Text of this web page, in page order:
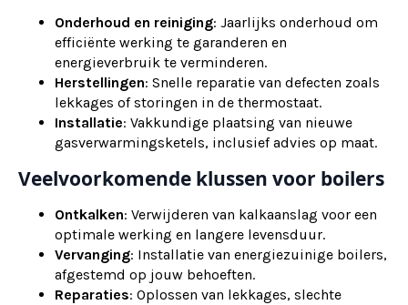
Onderhoud en reiniging: Jaarlijks onderhoud om
efficiënte werking te garanderen en
energieverbruik te verminderen.
Herstellingen: Snelle reparatie van defecten zoals
lekkages of storingen in de thermostaat.
Installatie: Vakkundige plaatsing van nieuwe
gasverwarmingsketels, inclusief advies op maat.
Veelvoorkomende klussen voor boilers
Ontkalken: Verwijderen van kalkaanslag voor een
optimale werking en langere levensduur.
Vervanging: Installatie van energiezuinige boilers,
afgestemd op jouw behoeften.
Reparaties: Oplossen van lekkages, slechte